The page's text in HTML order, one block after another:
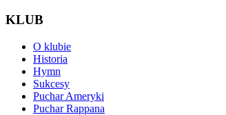
KLUB
O klubie
Historia
Hymn
Sukcesy
Puchar Ameryki
Puchar Rappana